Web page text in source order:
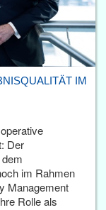
IM
Der
im Rahmen
Management
Rolle als